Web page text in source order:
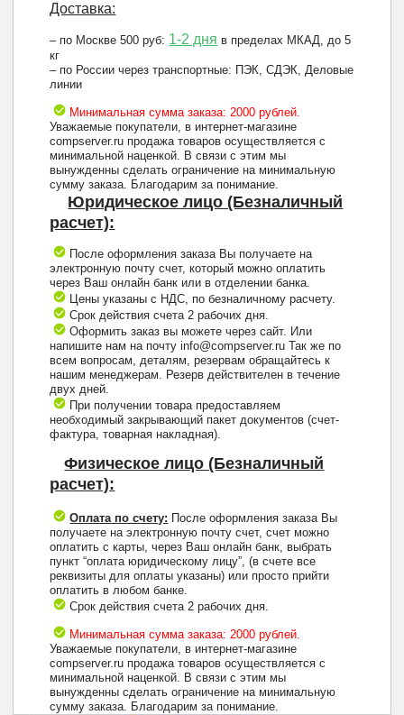
Доставка:
– по Москве 500 руб: 1-2 дня в пределах МКАД, до 5
кг
– по России через транспортные: ПЭК, СДЭК, Деловые
линии
Минимальная сумма заказа: 2000 рублей.
Уважаемые покупатели, в интернет-магазине
compserver.ru продажа товаров осуществляется с
минимальной наценкой. В связи с этим мы
вынужденны сделать ограничение на минимальную
сумму заказа. Благодарим за понимание.
Юридическое лицо (Безналичный
расчет):
После оформления заказа Вы получаете на
электронную почту счет, который можно оплатить
через Ваш онлайн банк или в отделении банка.
Цены указаны с НДС, по безналичному расчету.
Срок действия счета 2 рабочих дня.
Оформить заказ вы можете через сайт. Или
напишите нам на почту info@compserver.ru Так же по
всем вопросам, деталям, резервам обращайтесь к
нашим менеджерам. Резерв действителен в течение
двух дней.
При получении товара предоставляем
необходимый закрывающий пакет документов (счет-
фактура, товарная накладная).
Физическое лицо (Безналичный
расчет):
Оплата по счету: После оформления заказа Вы
получаете на электронную почту счет, счет можно
оплатить с карты, через Ваш онлайн банк, выбрать
пункт “оплата юридическому лицу”, (в счете все
реквизиты для оплаты указаны) или просто прийти
оплатить в любом банке.
Срок действия счета 2 рабочих дня.
Минимальная сумма заказа: 2000 рублей.
Уважаемые покупатели, в интернет-магазине
compserver.ru продажа товаров осуществляется с
минимальной наценкой. В связи с этим мы
вынужденны сделать ограничение на минимальную
сумму заказа. Благодарим за понимание.
+7 (495) 223-13-47